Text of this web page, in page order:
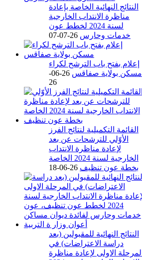
النتائج النهائية الخاصة بإعادة
مناظرة الانتداب الخارجية
لسنة 2024 لخطط عون
خدمات وحارس 26-07-07
إعلام بفتح باب الترشح لكراء
مسكن بولاية صفاقس
26-06-
26
القائمة التكميلية لنتائج الفرز
الأوّلي للترشحات عن بعد
لإعادة مناظرة الانتداب
الخارجية لسنة 2024 الخاصة
بخطة عون تنظيف 26-06-18
النتائج النهائية للمقبولين (بعد
دراسة الاعتراضات) في
المرحلة الاولى لإعادة مناظرة